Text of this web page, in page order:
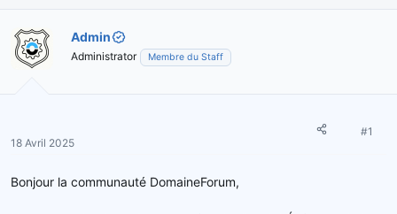
t
i
r
e
e
d
Admin
Administrator Membre du Staff
18 Avril 2025
#1
Bonjour la communauté DomaineForum,